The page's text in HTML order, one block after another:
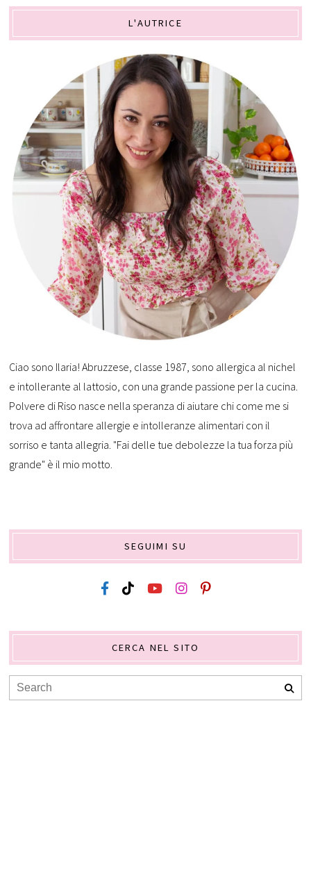
L'AUTRICE
Ciao sono Ilaria! Abruzzese, classe 1987, sono allergica al nichel
e intollerante al lattosio, con una grande passione per la cucina.
Polvere di Riso nasce nella speranza di aiutare chi come me si
trova ad affrontare allergie e intolleranze alimentari con il
sorriso e tanta allegria. "Fai delle tue debolezze la tua forza più
grande" è il mio motto.
SEGUIMI SU
CERCA NEL SITO